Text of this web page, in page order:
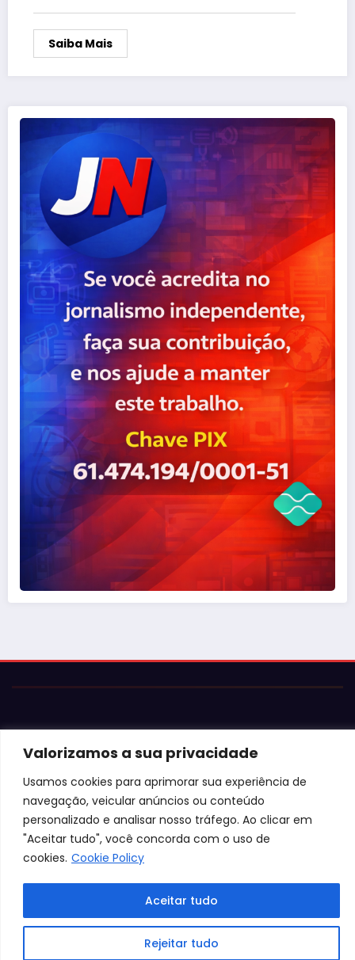
Valorizamos a sua privacidade
Usamos cookies para aprimorar sua experiência de
navegação, veicular anúncios ou conteúdo
personalizado e analisar nosso tráfego. Ao clicar em
"Aceitar tudo", você concorda com o uso de
cookies. Cookie Policy
Rejeitar tudo
Aceitar tudo
Saiba Mais
© 2026 Jota Neves. Todos os direitos reservados.
Conteúdo protegido por lei. A cópia ou reprodução sem
autorização expressa está sujeita às penalidades
legais.